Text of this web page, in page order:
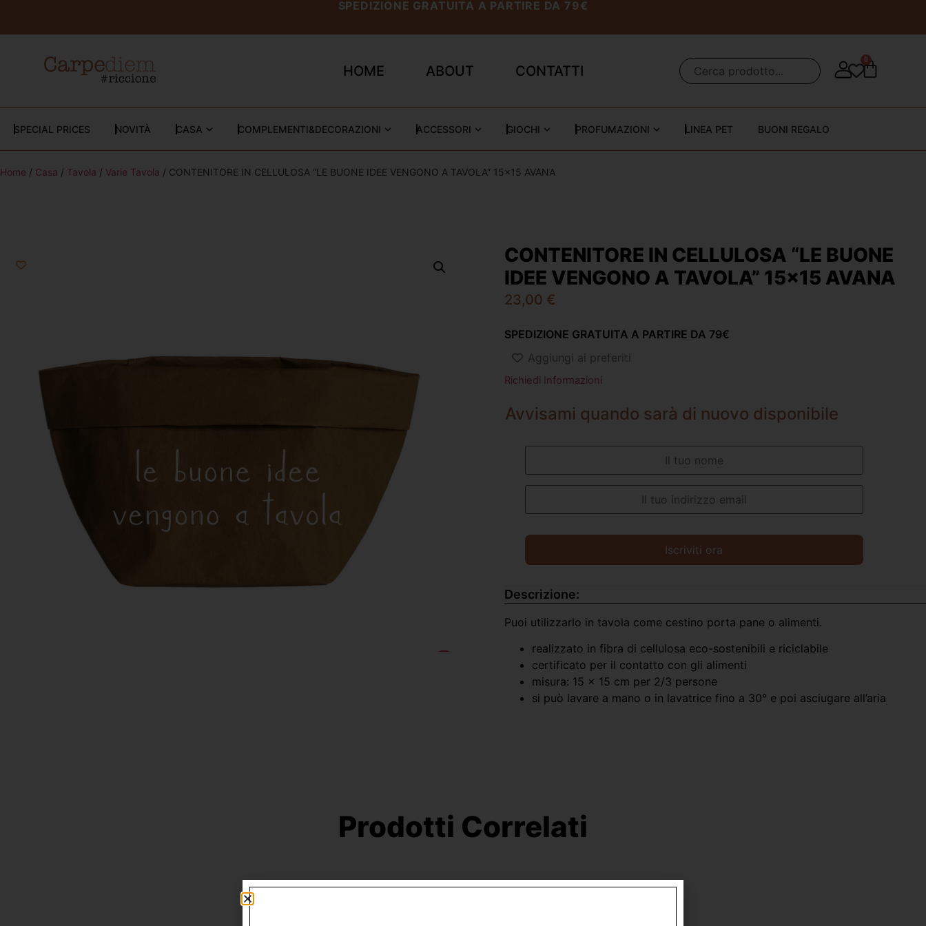
SPEDIZIONE GRATUITA A PARTIRE DA 79€
HOME ABOUT CONTATTI
0
SPECIAL PRICES NOVITÀ CASA COMPLEMENTI&DECORAZIONI ACCESSORI GIOCHI PROFUMAZIONI LINEA PET BUONI REGALO
Home / Casa / Tavola / Varie Tavola / CONTENITORE IN CELLULOSA “LE BUONE IDEE VENGONO A TAVOLA” 15×15 AVANA
CONTENITORE IN CELLULOSA “LE BUONE
IDEE VENGONO A TAVOLA” 15×15 AVANA
23,00 €
SPEDIZIONE GRATUITA A PARTIRE DA 79€
Aggiungi ai preferiti
Richiedi Informazioni
Avvisami quando sarà di nuovo disponibile
Descrizione:
Puoi utilizzarlo in tavola come cestino porta pane o alimenti.
realizzato in fibra di cellulosa eco-sostenibili e riciclabile
certificato per il contatto con gli alimenti
misura: 15 x 15 cm per 2/3 persone
si può lavare a mano o in lavatrice fino a 30° e poi asciugare all’aria
Prodotti Correlati